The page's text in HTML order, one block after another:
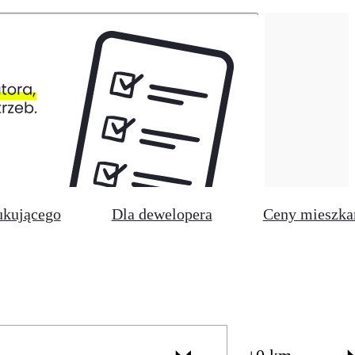
Dla dewelopera Ceny